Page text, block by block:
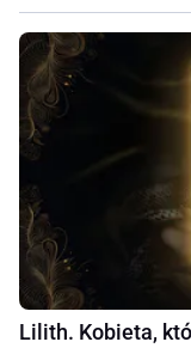
Lilith. Kobieta,